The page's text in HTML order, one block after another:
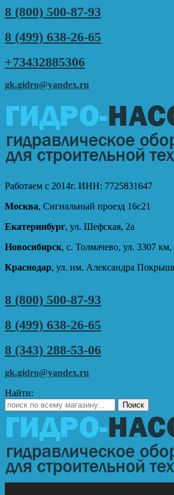
8 (800) 500-87-93
8 (499) 638-26-65
+73432885306
gk.gidro@yandex.ru
Работаем с 2014г. ИНН: 7725831647
Москва, Сигнальный проезд 16с21
Екатеринбург, ул. Шефская, 2а
Новосибирск, с. Толмачево, ул. 3307 км,
Краснодар, ул. им. Александра
8 (800) 500-87-93
8 (499) 638-26-65
8 (343) 288-53-06
gk.gidro@yandex.ru
Найти: